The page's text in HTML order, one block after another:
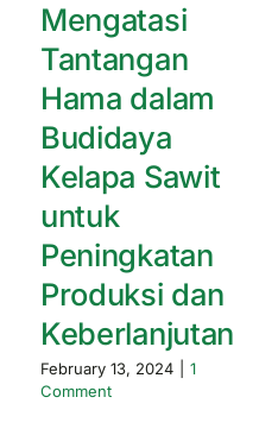
Mengatasi
Tantangan
Hama dalam
Budidaya
Kelapa Sawit
untuk
Peningkatan
Produksi dan
Keberlanjutan
February 13, 2024
1
Comment